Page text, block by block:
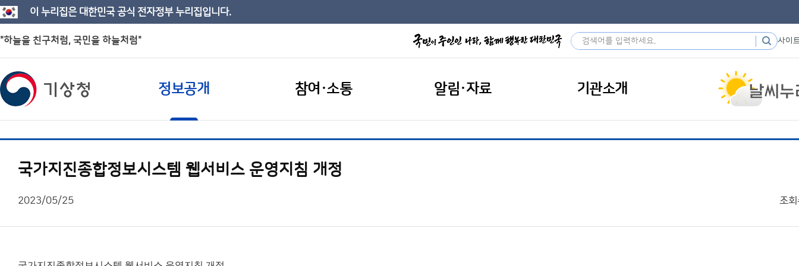
이 누리집은 대한민국 공식 전자정부 누리집입니다.
"하늘을 친구처럼, 국민을 하늘처럼" 사이
정보공개 참여·소통 알림·자료 기관소개
국가지진종합정보시스템 웹서비스 운영지침 개정
2023/05/25 조회